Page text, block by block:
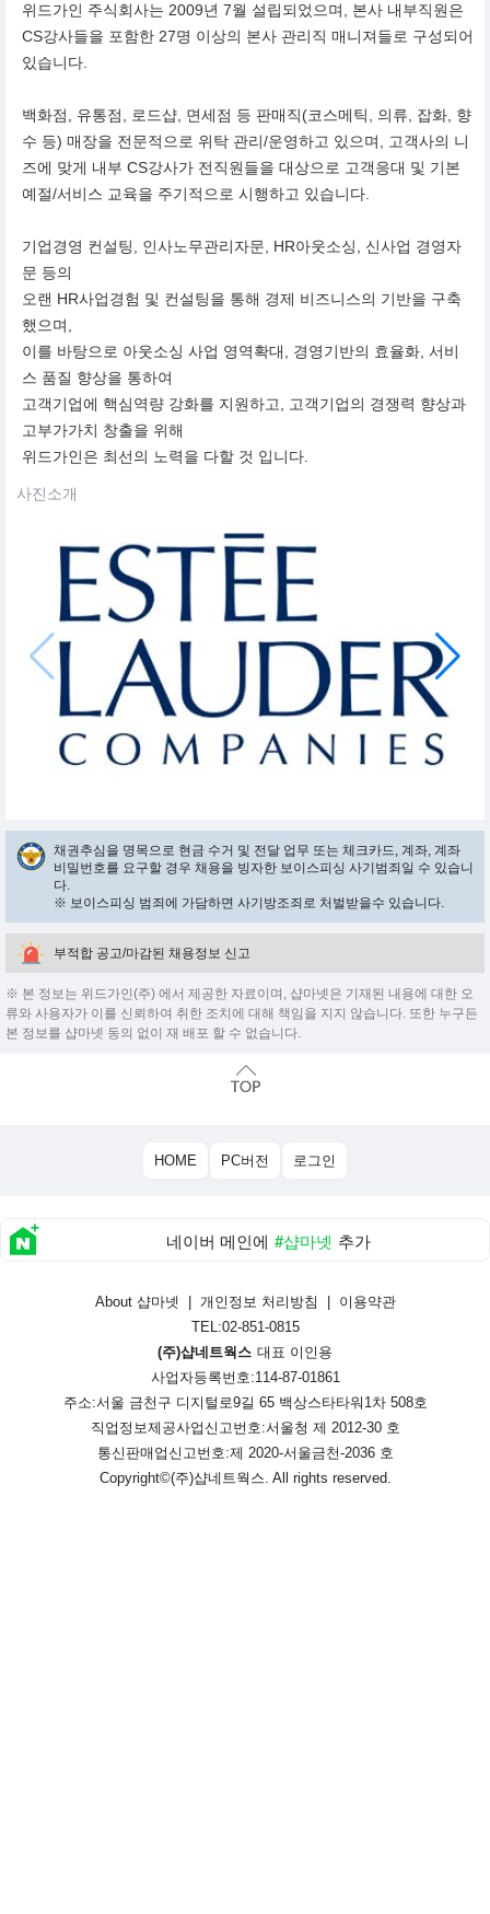
위드가인 주식회사는 2009년 7월 설립되었으며, 본사 내부직원은
CS강사들을 포함한 27명 이상의 본사 관리직 매니져들로 구성되어
있습니다.
백화점, 유통점, 로드샵, 면세점 등 판매직(코스메틱, 의류, 잡화, 향
수 등) 매장을 전문적으로 위탁 관리/운영하고 있으며, 고객사의 니
즈에 맞게 내부 CS강사가 전직원들을 대상으로 고객응대 및 기본
예절/서비스 교육을 주기적으로 시행하고 있습니다.
기업경영 컨설팅, 인사노무관리자문, HR아웃소싱, 신사업 경영자
문 등의
오랜 HR사업경험 및 컨설팅을 통해 경제 비즈니스의 기반을 구축
했으며,
이를 바탕으로 아웃소싱 사업 영역확대, 경영기반의 효율화, 서비
스 품질 향상을 통하여
고객기업에 핵심역량 강화를 지원하고, 고객기업의 경쟁력 향상과
고부가가치 창출을 위해
위드가인은 최선의 노력을 다할 것 입니다.
사진소개
채권추심을 명목으로 현금 수거 및 전달 업무 또는 체크카드, 계좌, 계좌
비밀번호를 요구할 경우 채용을 빙자한 보이스피싱 사기범죄일 수 있습니
다.
※ 보이스피싱 범죄에 가담하면 사기방조죄로 처벌받을수 있습니다.
부적합 공고/마감된 채용정보 신고
※ 본 정보는 위드가인(주) 에서 제공한 자료이며, 샵마넷은 기재된 내용에 대한 오
류와 사용자가 이를 신뢰하여 취한 조치에 대해 책임을 지지 않습니다. 또한 누구든
본 정보를 샵마넷 동의 없이 재 배포 할 수 없습니다.
HOME PC버전 로그인
네이버 메인에 #샵마넷 추가
About 샵마넷 개인정보 처리방침
이용약관
TEL:02-851-0815
(주)샵네트웍스 대표 이인용
사업자등록번호:114-87-01861
주소:서울 금천구 디지털로9길 65 백상스타타워1차 508호
직업정보제공사업신고번호:서울청 제 2012-30 호
통신판매업신고번호:제 2020-서울금천-2036 호
Copyright©(주)샵네트웍스. All rights reserved.